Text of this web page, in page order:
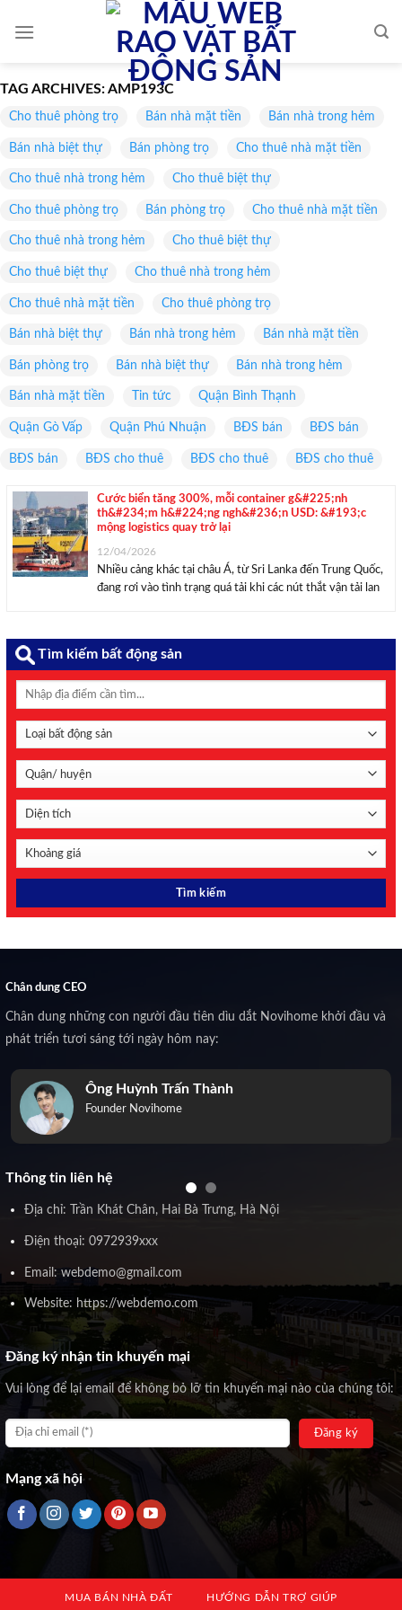
TAG ARCHIVES:AMP193C
Cho thuê phòng trọ Bán nhà mặt tiền Bán nhà trong hẻm
Bán nhà biệt thự Bán phòng trọ Cho thuê nhà mặt tiền
Cho thuê nhà trong hẻm Cho thuê biệt thự
Cho thuê phòng trọ Bán phòng trọ Cho thuê nhà mặt tiền
Cho thuê nhà trong hẻm Cho thuê biệt thự
Cho thuê biệt thự Cho thuê nhà trong hẻm
Cho thuê nhà mặt tiền Cho thuê phòng trọ
Bán nhà biệt thự Bán nhà trong hẻm Bán nhà mặt tiền
Bán phòng trọ Bán nhà biệt thự Bán nhà trong hẻm
Bán nhà mặt tiền Tin tức Quận Bình Thạnh
Quận Gò Vấp Quận Phú Nhuận BĐS bán BĐS bán
BĐS bán BĐS cho thuê BĐS cho thuê BĐS cho thuê
Cước biển tăng 300%, mỗi container g&#225;nh
th&#234;m h&#224;ng ngh&#236;n USD: &#193;c
mộng logistics quay trở lại
12/04/2026
Nhiều cảng khác tại châu Á, từ Sri Lanka đến Trung Quốc,
đang rơi vào tình trạng quá tải khi các nút thắt vận tải lan
Tìm kiếm bất động sản
Chân dung CEO
Chân dung những con người đầu tiên dìu dắt Novihome khởi đầu và
phát triển tươi sáng tới ngày hôm nay:
Ông Huỳnh Trấn Thành
Founder Novihome
Thông tin liên hệ
Địa chỉ: Trần Khát Chân, Hai Bà Trưng, Hà Nội
Điện thoại: 0972939xxx
Email: webdemo@gmail.com
Website: https://webdemo.com
Đăng ký nhận tin khuyến mại
Vui lòng để lại email để không bỏ lỡ tin khuyến mại nào của chúng tôi:
Mạng xã hội
MUA BÁN NHÀ ĐẤT HƯỚNG DẪN TRỢ GIÚP